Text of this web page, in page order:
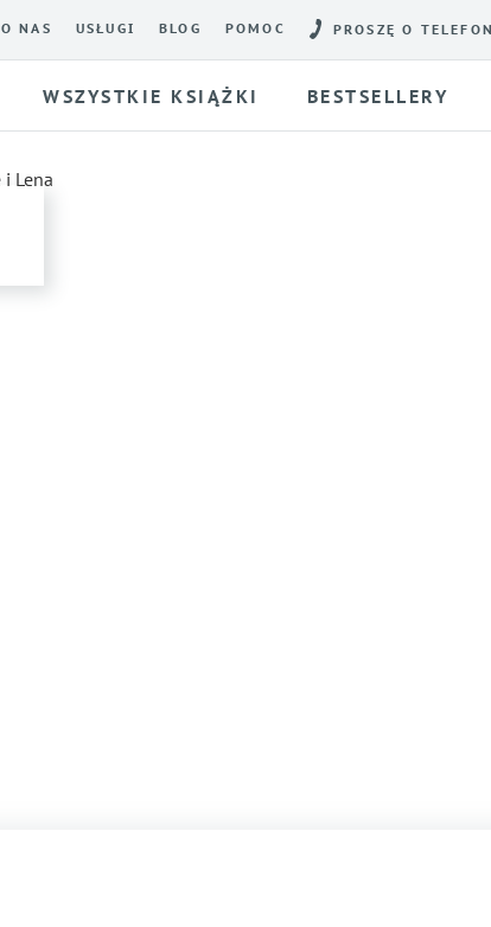
O NAS USŁUGI BLOG POMOC PROSZĘ O TELEFON
WSZYSTKIE KSIĄŻKI BESTSELLERY